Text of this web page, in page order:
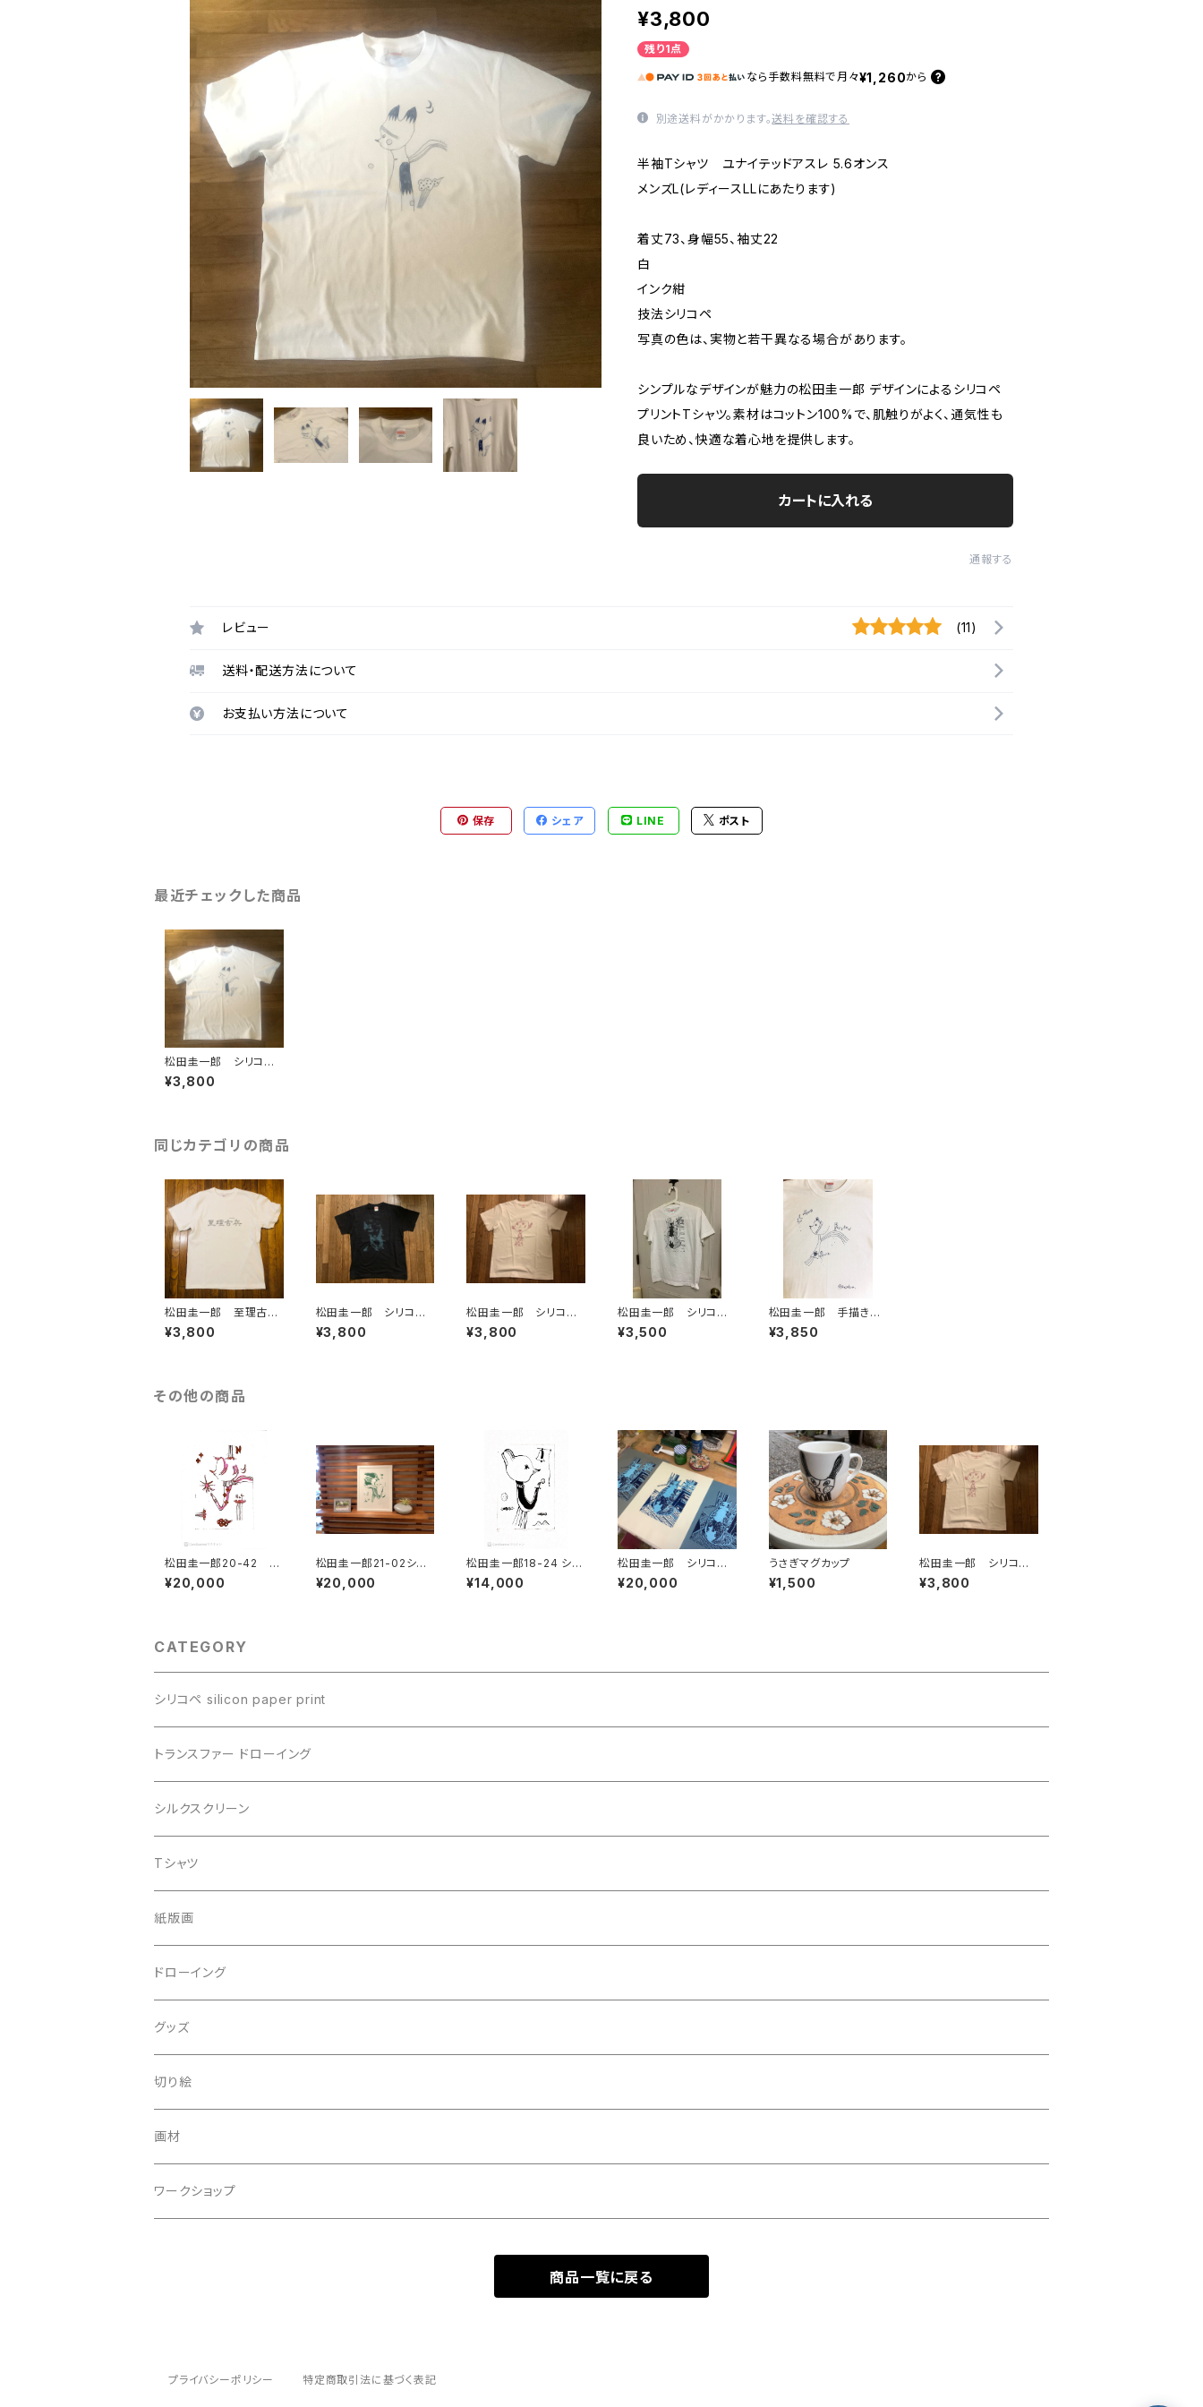
¥3,800
残り1点
なら 手数料無料で 月々¥1,260から
別途送料がかかります。送料を確認する
半袖Tシャツ ユナイテッドアスレ 5.6オンス
メンズL(レディースLLにあたります)
着丈73、身幅55、袖丈22
白
インク紺
技法シリコペ
写真の色は、実物と若干異なる場合があります。
シンプルなデザインが魅力の松田圭一郎 デザインによるシリコペ
プリントTシャツ。素材はコットン100%で、肌触りがよく、通気性も
良いため、快適な着心地を提供します。
カートに入れる
通報する
レビュー (11)
送料・配送方法について
お支払い方法について
保存 シェア LINE ポスト
最近チェックした商品
松田圭一郎 シリコペ
TシャツL
¥3,800
同じカテゴリの商品
松田圭一郎 至理古兵
Tシャツ メンズL
¥3,800
松田圭一郎 シリコペ
Tシャツ メンズS
¥3,800
松田圭一郎 シリコペ
Tシャツ メンズS
¥3,800
松田圭一郎 シリコペ
Tシャツ メンズS
¥3,500
松田圭一郎 手描きT
シャツM-1
¥3,850
その他の商品
松田圭一郎20-42 シ
リコペ紙版画
¥20,000
松田圭一郎21-02シリ
コペ紙版画
¥20,000
松田圭一郎18-24 シリ
コペ紙版画
¥14,000
松田圭一郎 シリコペ
紙版画 24-01
¥20,000
うさぎマグカップ
¥1,500
松田圭一郎 シリコペ
Tシャツ メンズS
¥3,800
CATEGORY
シリコペ silicon paper print
トランスファー ドローイング
シルクスクリーン
Tシャツ
紙版画
ドローイング
グッズ
切り絵
画材
ワークショップ
商品一覧に戻る
プライバシーポリシー 特定商取引法に基づく表記